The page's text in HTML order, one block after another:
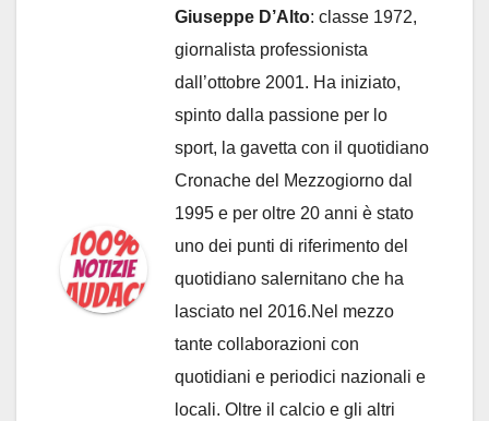
Giuseppe D’Alto: classe 1972,
giornalista professionista
dall’ottobre 2001. Ha iniziato,
spinto dalla passione per lo
sport, la gavetta con il quotidiano
Cronache del Mezzogiorno dal
1995 e per oltre 20 anni è stato
uno dei punti di riferimento del
quotidiano salernitano che ha
lasciato nel 2016.Nel mezzo
tante collaborazioni con
quotidiani e periodici nazionali e
locali. Oltre il calcio e gli altri